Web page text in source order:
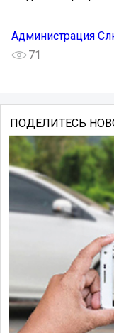
Администрация
71
ПОДЕЛИТЕСЬ